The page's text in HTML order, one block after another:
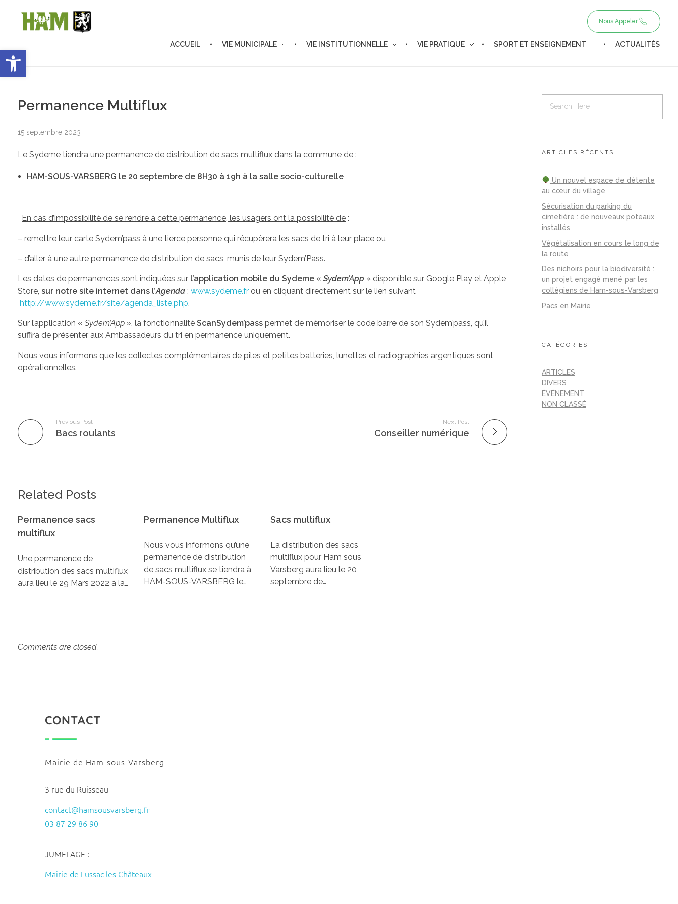
Ouvrir la barre d’outils
Nous Appeler
ACCUEIL VIE MUNICIPALE VIE INSTITUTIONNELLE VIE PRATIQUE SPORT ET ENSEIGNEMENT ACTUALITÉS
Permanence Multiflux
15 septembre 2023
Le Sydeme tiendra une permanence de distribution de sacs multiflux dans la commune de :
HAM-SOUS-VARSBERG le 20 septembre de 8H30 à 19h à la salle socio-culturelle
En cas d’impossibilité de se rendre à cette permanence, les usagers ont la possibilité de :
– remettre leur carte Sydem’pass à une tierce personne qui récupèrera les sacs de tri à leur place ou
– d’aller à une autre permanence de distribution de sacs, munis de leur Sydem’Pass.
Les dates de permanences sont indiquées sur l’application mobile du Sydeme « Sydem’App » disponible sur Google Play et Apple
Store, sur notre site internet dans l’Agenda : www.sydeme.fr ou en cliquant directement sur le lien suivant
http://www.sydeme.fr/site/agenda_liste.php.
Sur l’application « Sydem’App », la fonctionnalité ScanSydem’pass permet de mémoriser le code barre de son Sydem’pass, qu’il
suffira de présenter aux Ambassadeurs du tri en permanence uniquement.
Nous vous informons que les collectes complémentaires de piles et petites batteries, lunettes et radiographies argentiques sont
opérationnelles.
Previous Post
Bacs roulants
Next Post
Conseiller numérique
Related Posts
Permanence sacs
multiflux
Une permanence de
distribution des sacs multiflux
aura lieu le 29 Mars 2022 à la…
Permanence Multiflux
Nous vous informons qu’une
permanence de distribution
de sacs multiflux se tiendra à
HAM-SOUS-VARSBERG le…
Sacs multiflux
La distribution des sacs
multiflux pour Ham sous
Varsberg aura lieu le 20
septembre de…
Comments are closed.
ARTICLES RÉCENTS
Un nouvel espace de détente
au cœur du village
Sécurisation du parking du
cimetière : de nouveaux poteaux
installés
Végétalisation en cours le long de
la route
Des nichoirs pour la biodiversité :
un projet engagé mené par les
collégiens de Ham-sous-Varsberg
Pacs en Mairie
CATÉGORIES
ARTICLES
DIVERS
ÉVÉNEMENT
NON CLASSÉ
CONTACT
Mairie de Ham-sous-Varsberg
3 rue du Ruisseau
contact@hamsousvarsberg.fr
03 87 29 86 90
JUMELAGE :
Mairie de Lussac les Châteaux